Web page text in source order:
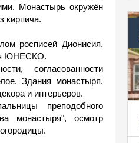
Монастырь окружён
кирпича.
росписей Дионисия,
ЮНЕСКО.
согласованности
Здания монастыря,
и интерьеров.
преподобного
монастыря", осмотр